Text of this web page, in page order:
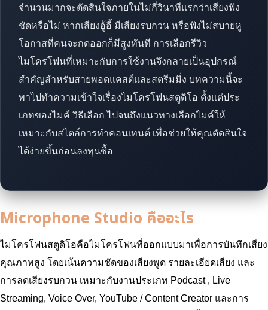
จำนวนมากจะตัดสินใจภายในไม่กี่วินาทีแรกว่าเสียงฟัง
ชัดหรือไม่ หากเสียงอู้อี้ มีเสียงรบกวน หรือฟังไม่สบายหู
โอกาสที่คนจะกดออกก็มีสูงทันที การเลือกรีวิว
ไมโครโฟนที่เหมาะกับการใช้งานจึงกลายเป็นอุปกรณ์
สำคัญสำหรับสายพอดแคสต์และสตรีมมิ่ง บทความนี้จะ
พาไปทำความเข้าใจเรื่องไมโครโฟนสตูดิโอ ตั้งแต่ประ
เภทของไมค์ วิธีเลือก ไปจนถึงแนวทางเลือกไมค์ให้
เหมาะกับสไตล์การทำคอนเทนต์ เพื่อช่วยให้คุณตัดสินใจ
ได้ง่ายขึ้นก่อนลงทุนซื้อ
Microphone Studio คืออะไร
ไมโครโฟนสตูดิโอคือไมโครโฟนที่ออกแบบมาเพื่อการบันทึกเสียง
คุณภาพสูง โดยเน้นความชัดของเสียงพูด รายละเอียดเสียง และ
การลดเสียงรบกวน เหมาะกับงานประเภท Podcast , Live
Streaming, Voice Over, YouTube / Content Creator และการ